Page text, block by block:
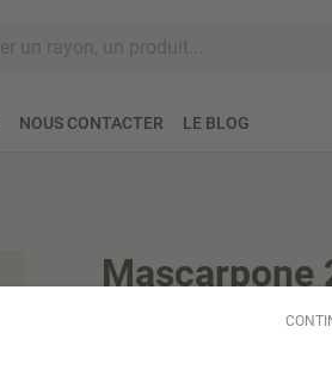
NOUS CONTACTER LE BLOG
Mascarpone
Ce mascarpone